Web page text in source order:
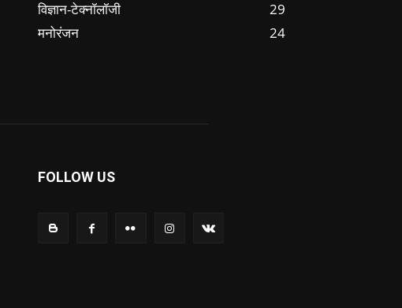
विज्ञान-टेक्नॉलॉजी
29
मनोरंजन
24
FOLLOW US